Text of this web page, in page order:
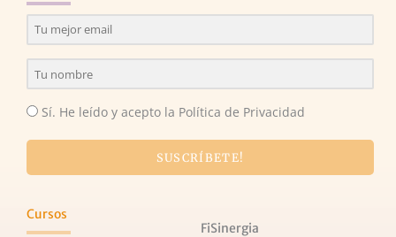
Sí. He leído y acepto la Política de Privacidad
SUSCRÍBETE!
Cursos
FiSinergia